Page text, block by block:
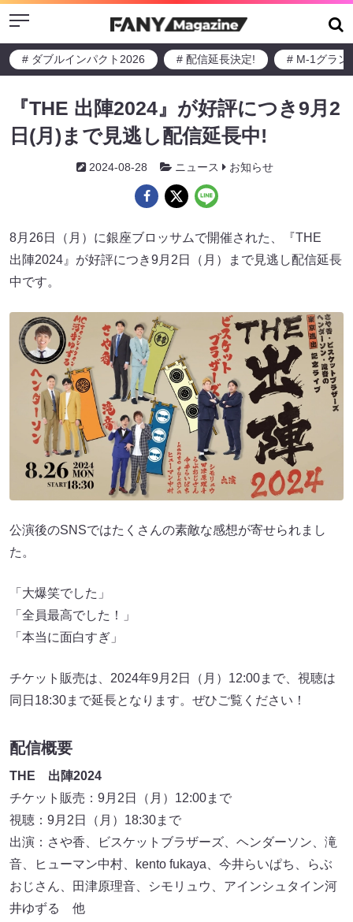
Menu
# ダブルインパクト2026 # 配信延長決定! # M-1グラン
『THE 出陣2024』が好評につき9月2
日(月)まで見逃し配信延長中!
2024-08-28 ニュース お知らせ
8月26日（月）に銀座ブロッサムで開催された、『THE
出陣2024』が好評につき9月2日（月）まで見逃し配信延長
中です。
公演後のSNSではたくさんの素敵な感想が寄せられまし
た。
「大爆笑でした」
「全員最高でした！」
「本当に面白すぎ」
チケット販売は、2024年9月2日（月）12:00まで、視聴は
同日18:30まで延長となります。ぜひご覧ください！
配信概要
THE 出陣2024
チケット販売：9月2日（月）12:00まで
視聴：9月2日（月）18:30まで
出演：さや香、ビスケットブラザーズ、ヘンダーソン、滝
音、ヒューマン中村、kento fukaya、今井らいぱち、らぶ
おじさん、田津原理音、シモリュウ、アインシュタイン河
井ゆずる 他